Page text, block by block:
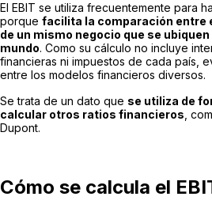
El EBIT se utiliza frecuentemente para
porque facilita la comparación entre
de un mismo negocio que se
mundo. Como su cálculo no incluye
financieras ni impuestos de cada país,
entre los modelos financieros diversos.
Se trata de un dato que se utiliza de
calcular otros ratios financieros ,
Dupont.
Cómo se calcula el